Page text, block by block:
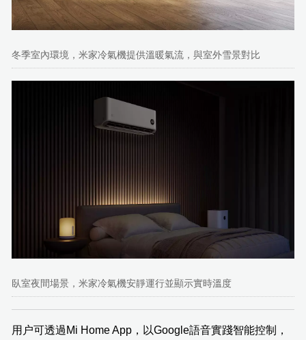
冬季室內環境，米家冷氣機提供溫暖氣流，與室外雪景對比
臥室夜間場景，米家冷氣機安靜運行並顯示實時溫度
用户可透過Mi Home App，以Google語音實踐智能控制，